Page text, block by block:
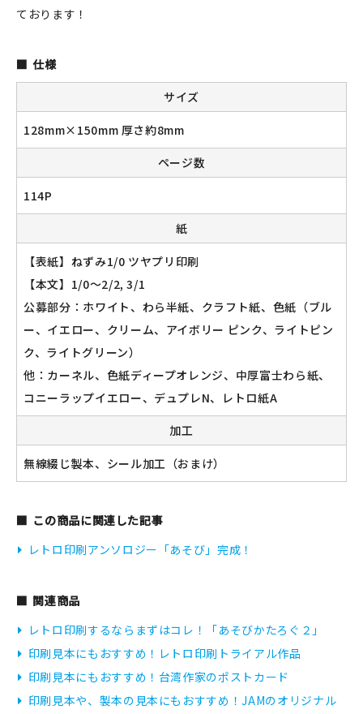
ログイン
マイアカウント
カートを見る
お問い合わせ
ております！
仕様
サイズ
128mm×150mm 厚さ約8mm
ページ数
114P
紙
【表紙】ねずみ1/0 ツヤプリ印刷
【本文】1/0～2/2, 3/1
公募部分：ホワイト、わら半紙、クラフト紙、色紙（ブル
ー、イエロー、クリーム、アイボリー ピンク、ライトピン
ク、ライトグリーン）
他：カーネル、色紙ディープオレンジ、中厚富士わら紙、
コニーラップイエロー、デュプレN、レトロ紙A
加工
無線綴じ製本、シール加工（おまけ）
この商品に関連した記事
レトロ印刷アンソロジー「あそび」完成！
関連商品
レトロ印刷するならまずはコレ！「あそびかたろぐ２」
印刷見本にもおすすめ！レトロ印刷トライアル作品
印刷見本にもおすすめ！台湾作家のポストカード
印刷見本や、製本の見本にもおすすめ！JAMのオリジナル